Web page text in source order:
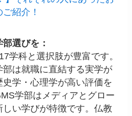
紹介！
選びを：
学科と選択肢が豊富です。
は就職に直結する実学が
学・心理学が高い評価を
学部はメディアとグロー
い学びが特徴です。仏教